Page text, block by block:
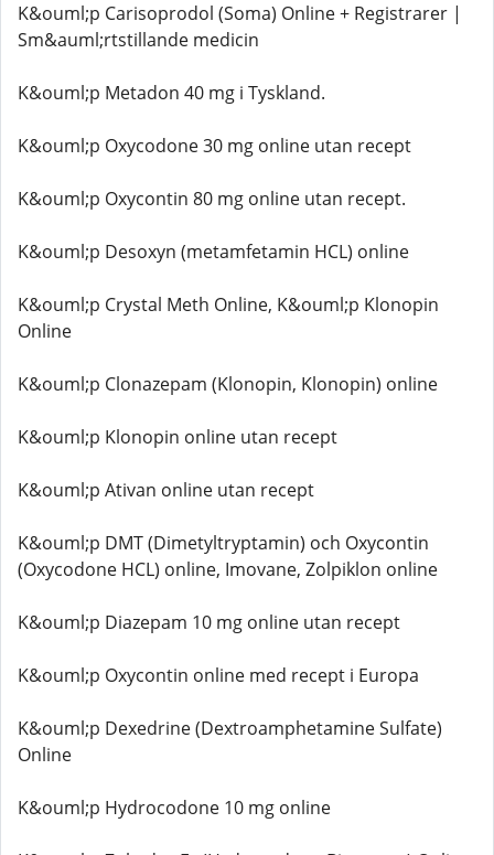
K&ouml;p Carisoprodol (Soma) Online + Registrarer |
Sm&auml;rtstillande medicin
K&ouml;p Metadon 40 mg i Tyskland.
K&ouml;p Oxycodone 30 mg online utan recept
K&ouml;p Oxycontin 80 mg online utan recept.
K&ouml;p Desoxyn (metamfetamin HCL) online
K&ouml;p Crystal Meth Online, K&ouml;p Klonopin
Online
K&ouml;p Clonazepam (Klonopin, Klonopin) online
K&ouml;p Klonopin online utan recept
K&ouml;p Ativan online utan recept
K&ouml;p DMT (Dimetyltryptamin) och Oxycontin
(Oxycodone HCL) online, Imovane, Zolpiklon online
K&ouml;p Diazepam 10 mg online utan recept
K&ouml;p Oxycontin online med recept i Europa
K&ouml;p Dexedrine (Dextroamphetamine Sulfate)
Online
K&ouml;p Hydrocodone 10 mg online